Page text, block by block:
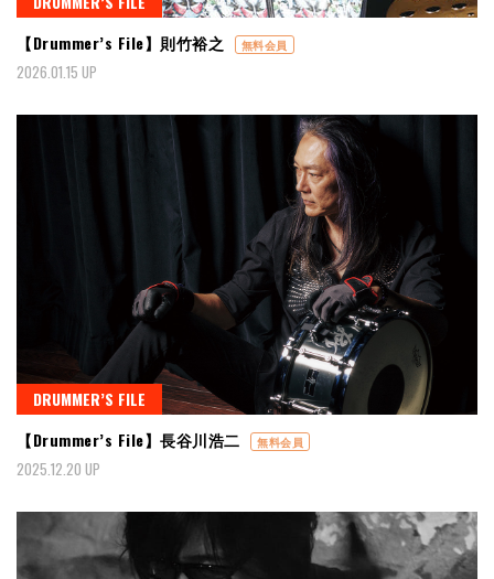
【Drummer’s File】則竹裕之
無料会員
2026.01.15 UP
DRUMMER’S FILE
【Drummer’s File】長谷川浩二
無料会員
2025.12.20 UP